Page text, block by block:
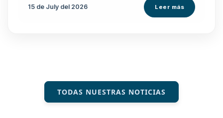
15 de July del 2026 Leer más
TODAS NUESTRAS NOTICIAS